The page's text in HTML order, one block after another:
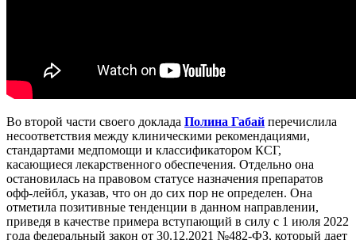
Во второй части своего доклада Полина Габай перечислила
несоответствия между клиническими рекомендациями,
стандартами медпомощи и классификатором КСГ,
касающиеся лекарственного обеспечения. Отдельно она
остановилась на правовом статусе назначения препаратов
офф-лейбл, указав, что он до сих пор не определен. Она
отметила позитивные тенденции в данном направлении,
приведя в качестве примера вступающий в силу с 1 июля 2022
года федеральный закон от 30.12.2021 №482-ФЗ, который дает